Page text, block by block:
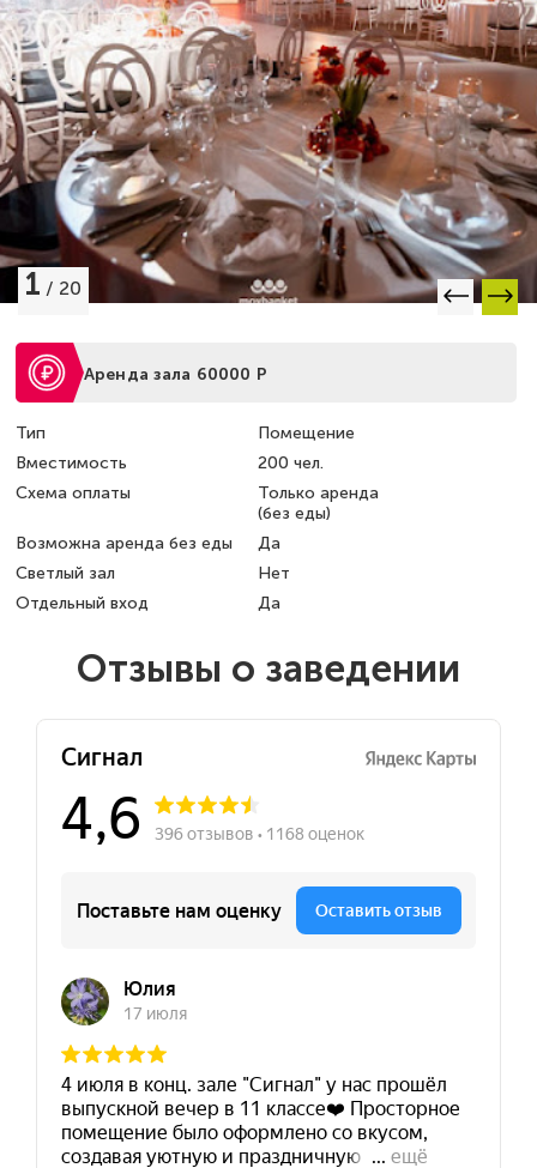
1 / 20
Аренда зала 60000 Р
Тип
Помещение
Вместимость
200 чел.
Схема оплаты
Только аренда
(без еды)
Возможна аренда без еды
Да
Светлый зал
Нет
Отдельный вход
Да
Отзывы о заведении